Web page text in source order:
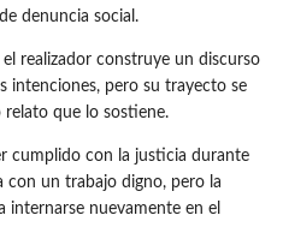
denuncia social.
realizador construye un discurso
intenciones, pero su trayecto se
relato que lo sostiene.
cumplido con la justicia durante
con un trabajo digno, pero la
internarse nuevamente en el